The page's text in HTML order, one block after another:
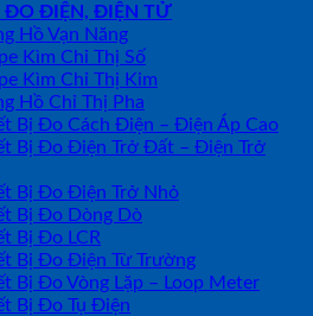
ĐO ĐIỆN, ĐIỆN TỬ
Hồ Vạn Năng
Kìm Chỉ Thị Số
Kìm Chỉ Thị Kim
Hồ Chỉ Thị Pha
Bị Đo Cách Điện – Điện Áp Cao
Bị Đo Điện Trở Đất – Điện Trở
Bị Đo Điện Trở Nhỏ
Bị Đo Dòng Dò
Bị Đo LCR
Bị Đo Điện Từ Trường
Bị Đo Vòng Lặp – Loop Meter
Bị Đo Tụ Điện